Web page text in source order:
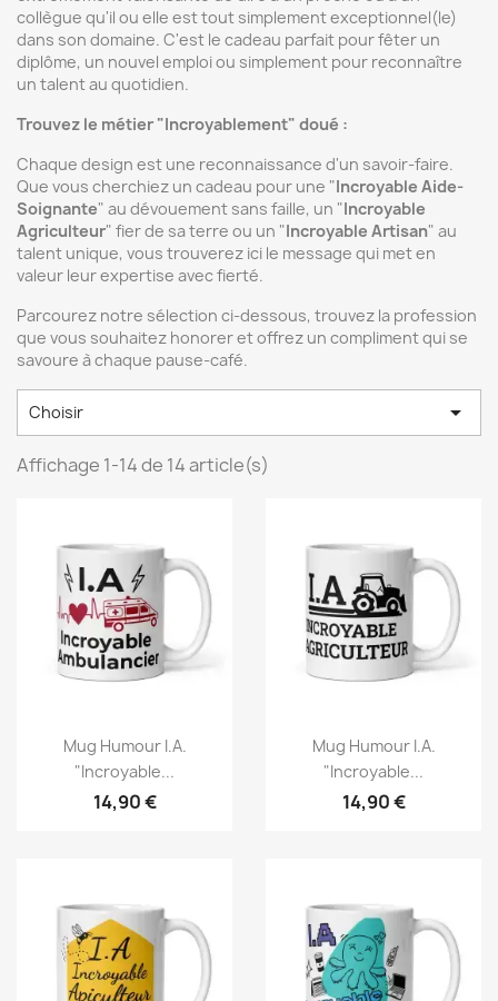
collègue qu'il ou elle est tout simplement exceptionnel(le)
dans son domaine. C'est le cadeau parfait pour fêter un
diplôme, un nouvel emploi ou simplement pour reconnaître
un talent au quotidien.
Trouvez le métier "Incroyablement" doué :
Chaque design est une reconnaissance d'un savoir-faire.
Que vous cherchiez un cadeau pour une "Incroyable Aide-
Soignante" au dévouement sans faille, un "Incroyable
Agriculteur" fier de sa terre ou un "Incroyable Artisan" au
talent unique, vous trouverez ici le message qui met en
valeur leur expertise avec fierté.
Parcourez notre sélection ci-dessous, trouvez la profession
que vous souhaitez honorer et offrez un compliment qui se
savoure à chaque pause-café.
Choisir 
Affichage 1-14 de 14 article(s)
Mug Humour I.A.
"Incroyable...
14,90 €
Mug Humour I.A.
"Incroyable...
14,90 €